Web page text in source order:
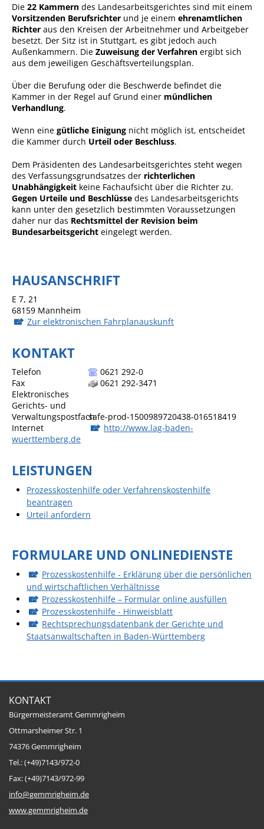
Infokalender
Zahlen & Fakten
Angebote für Geflüchtete
Wirtschaft + Handel
RATHAUS
Öffnungszeiten
Online-Bürgerportal
Bürgerservice
Behördenwegweiser
Lebenslagen
Neubürgerinfos
Wissenswertes/Service
Gutachterausschuss
Gleichstellung
Bekanntmachungen
Ausschreibungen
Bebauungspläne
Ortsrecht
Gemeinderat
Onlinezugangsgesetz
Die 22 Kammern des Landesarbeitsgerichtes sind mit einem
Vorsitzenden Berufsrichter und je einem ehrenamtlichen
Richter aus den Kreisen der Arbeitnehmer und Arbeitgeber
besetzt. Der Sitz ist in Stuttgart, es gibt jedoch auch
Außenkammern. Die Zuweisung der Verfahren ergibt sich
aus dem jeweiligen Geschäftsverteilungsplan.
Über die Berufung oder die Beschwerde befindet die
Kammer in der Regel auf Grund einer mündlichen
Verhandlung.
Wenn eine gütliche Einigung nicht möglich ist, entscheidet
die Kammer durch Urteil oder Beschluss.
Dem Präsidenten des Landesarbeitsgerichtes steht wegen
des Verfassungsgrundsatzes der richterlichen
Unabhängigkeit keine Fachaufsicht über die Richter zu.
Gegen Urteile und Beschlüsse des Landesarbeitsgerichts
kann unter den gesetzlich bestimmten Voraussetzungen
daher nur das Rechtsmittel der Revision beim
Bundesarbeitsgericht eingelegt werden.
HAUSANSCHRIFT
E 7, 21
68159 Mannheim
Zur elektronischen Fahrplanauskunft
KONTAKT
Telefon
0621 292-0
Fax
0621 292-3471
Elektronisches
Gerichts- und
Verwaltungspostfachsafe-prod-1500989720438-016518419
Internet
http://www.lag-baden-
wuerttemberg.de
LEISTUNGEN
Prozesskostenhilfe oder Verfahrenskostenhilfe
beantragen
Urteil anfordern
FORMULARE UND ONLINEDIENSTE
Prozesskostenhilfe - Erklärung über die persönlichen
und wirtschaftlichen Verhältnisse
Prozesskosten­hilfe – Formular online ausfüllen
Prozesskostenhilfe - Hinweisblatt
Rechtsprechungsdatenbank der Gerichte und
Staatsanwaltschaften in Baden-Württemberg
KONTAKT
Bürgermeisteramt Gemmrigheim
Ottmarsheimer Str. 1
74376 Gemmrigheim
Tel.: (+49)7143/972-0
Fax: (+49)7143/972-99
info@gemmrigheim.de
www.gemmrigheim.de